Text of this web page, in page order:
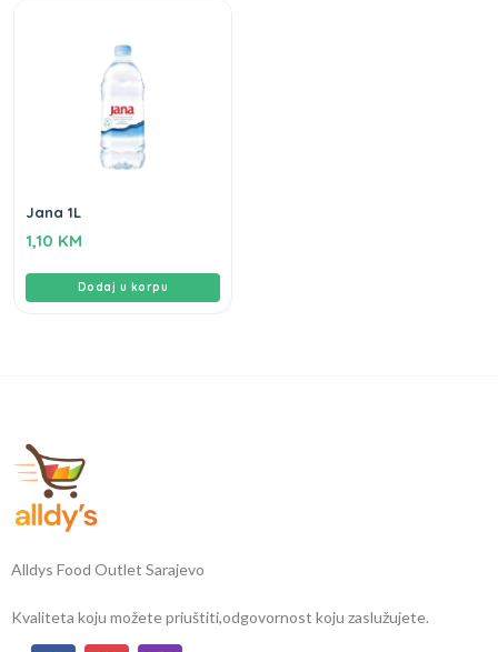
Jana 1L
1,10 KM
Dodaj u korpu
Alldys Food Outlet Sarajevo
Kvaliteta koju možete priuštiti,odgovornost koju zaslužujete.